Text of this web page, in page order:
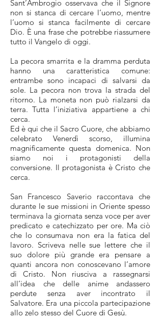
Sant’Ambrogio osservava che il Signore
non si stanca di cercare l’uomo, mentre
l’uomo si stanca facilmente di cercare
Dio. È una frase che potrebbe riassumere
tutto il Vangelo di oggi.
La pecora smarrita e la dramma perduta
hanno una caratteristica comune:
entrambe sono incapaci di salvarsi da
sole. La pecora non trova la strada del
ritorno. La moneta non può rialzarsi da
terra. Tutta l’iniziativa appartiene a chi
cerca.
Ed è qui che il Sacro Cuore, che abbiamo
celebrato Venerdì scorso, illumina
magnificamente questa domenica. Non
siamo noi i protagonisti della
conversione. Il protagonista è Cristo che
cerca.
San Francesco Saverio raccontava che
durante le sue missioni in Oriente spesso
terminava la giornata senza voce per aver
predicato e catechizzato per ore. Ma ciò
che lo consumava non era la fatica del
lavoro. Scriveva nelle sue lettere che il
suo dolore più grande era pensare a
quanti ancora non conoscevano l’amore
di Cristo. Non riusciva a rassegnarsi
all’idea che delle anime andassero
perdute senza aver incontrato il
Salvatore. Era una piccola partecipazione
allo zelo stesso del Cuore di Gesù.